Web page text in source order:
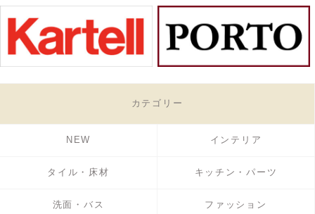
カテゴリー
NEW インテリア
タイル・床材 キッチン・パーツ
洗面・バス ファッション